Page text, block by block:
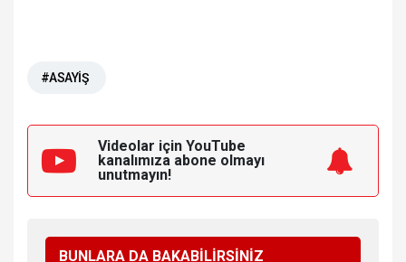
#ASAYİŞ
Videolar için YouTube
kanalımıza abone olmayı
unutmayın!
BUNLARA DA BAKABİLİRSİNİZ